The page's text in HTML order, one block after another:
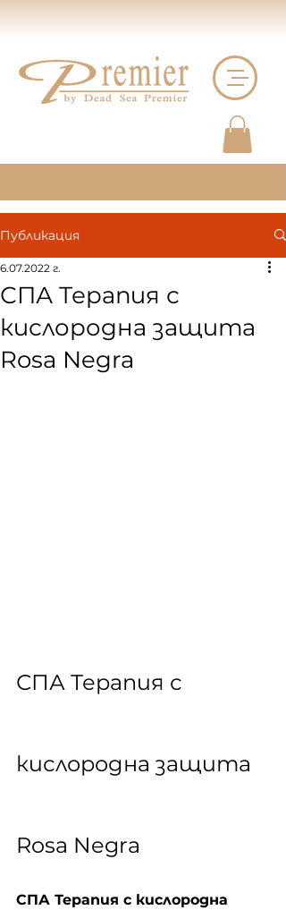
Публикация
СПА Терапия с
кислородна защита
Rosa Negra
6.07.2022 г.
СПА Терапия с
кислородна защита
Rosa Negra
СПА Терапия с кислородна